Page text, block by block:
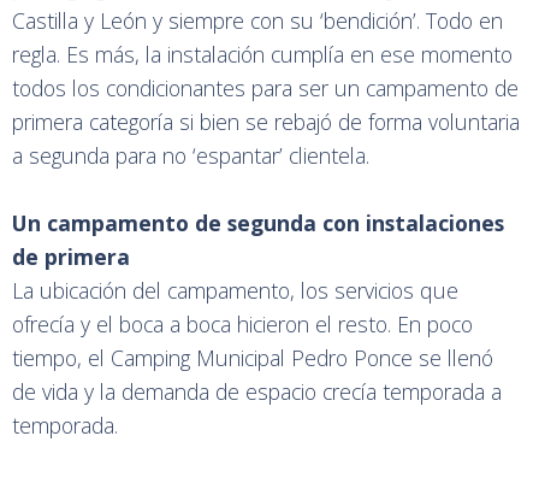
Castilla y León y siempre con su ‘bendición’. Todo en
regla. Es más, la instalación cumplía en ese momento
todos los condicionantes para ser un campamento de
primera categoría si bien se rebajó de forma voluntaria
a segunda para no ‘espantar’ clientela.
Un campamento de segunda con instalaciones
de primera
La ubicación del campamento, los servicios que
ofrecía y el boca a boca hicieron el resto. En poco
tiempo, el Camping Municipal Pedro Ponce se llenó
de vida y la demanda de espacio crecía temporada a
temporada.